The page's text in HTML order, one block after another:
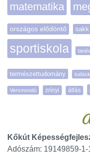
matematika
országos elődöntő sakk
sportiskola
természettudomány
Versmondó zrínyi állás
Kőkút
Adószám: 19149859-1-